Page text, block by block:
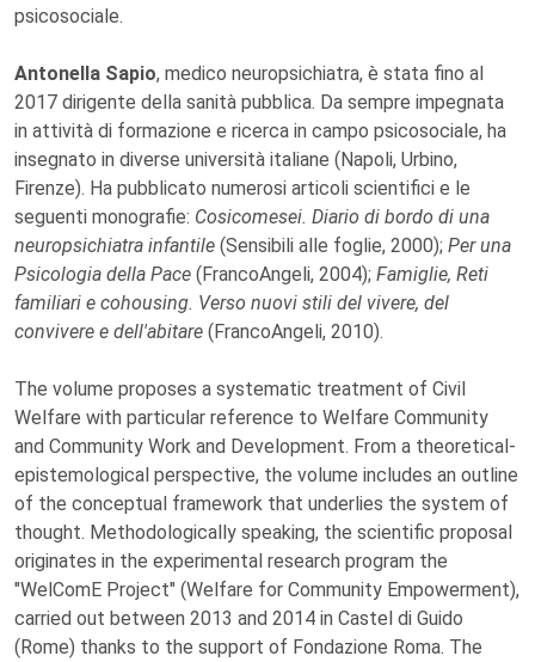
psicosociale.
Antonella Sapio, medico neuropsichiatra, è stata fino al
2017 dirigente della sanità pubblica. Da sempre impegnata
in attività di formazione e ricerca in campo psicosociale, ha
insegnato in diverse università italiane (Napoli, Urbino,
Firenze). Ha pubblicato numerosi articoli scientifici e le
seguenti monografie: Cosicomesei. Diario di bordo di una
neuropsichiatra infantile (Sensibili alle foglie, 2000); Per una
Psicologia della Pace (FrancoAngeli, 2004); Famiglie, Reti
familiari e cohousing. Verso nuovi stili del vivere, del
convivere e dell'abitare (FrancoAngeli, 2010).
The volume proposes a systematic treatment of Civil
Welfare with particular reference to Welfare Community
and Community Work and Development. From a theoretical-
epistemological perspective, the volume includes an outline
of the conceptual framework that underlies the system of
thought. Methodologically speaking, the scientific proposal
originates in the experimental research program the
"WelComE Project" (Welfare for Community Empowerment),
carried out between 2013 and 2014 in Castel di Guido
(Rome) thanks to the support of Fondazione Roma. The